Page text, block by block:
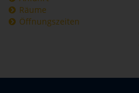
Räume
Öffnungszeiten